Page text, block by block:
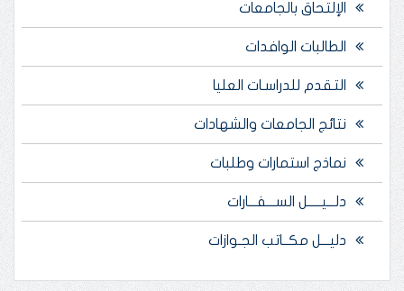
الإلتحاق بالجامعات
الطالبات الوافدات
التقدم للدراسـات العليا
نتائج الجامعات والشهادات
نماذج استمارات وطلبات
دلـــيـــــل الســـفـــارات
دليـــل مكــاتب الجـوازات